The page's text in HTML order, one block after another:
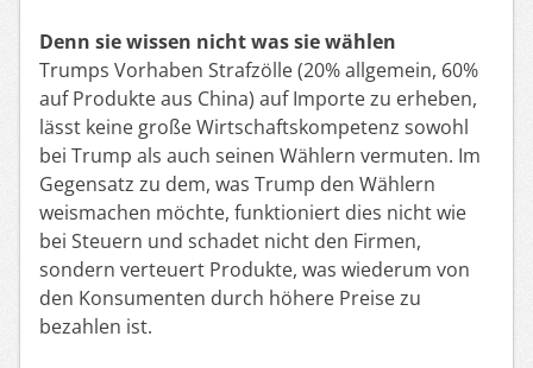
Denn sie wissen nicht was sie wählen
Trumps Vorhaben Strafzölle (20% allgemein, 60%
auf Produkte aus China) auf Importe zu erheben,
lässt keine große Wirtschaftskompetenz sowohl
bei Trump als auch seinen Wählern vermuten. Im
Gegensatz zu dem, was Trump den Wählern
weismachen möchte, funktioniert dies nicht wie
bei Steuern und schadet nicht den Firmen,
sondern verteuert Produkte, was wiederum von
den Konsumenten durch höhere Preise zu
bezahlen ist.